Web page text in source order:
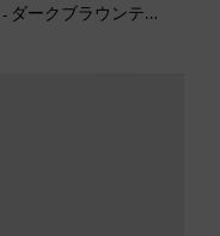
- ダークブラウンテク